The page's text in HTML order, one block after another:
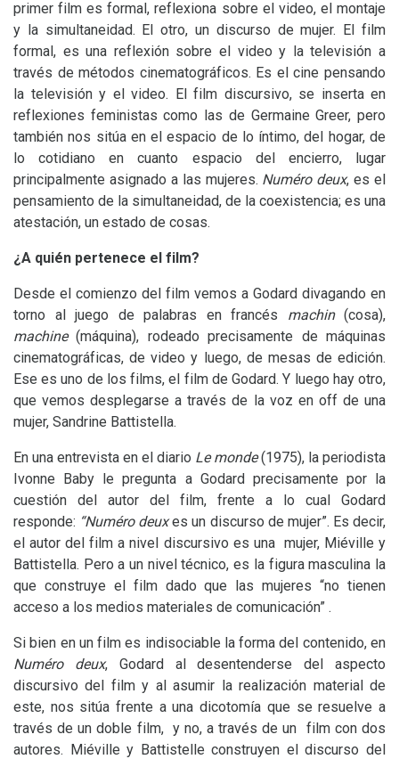
primer film es formal, reflexiona sobre el video, el montaje
y la simultaneidad. El otro, un discurso de mujer. El film
formal, es una reflexión sobre el video y la televisión a
través de métodos cinematográficos. Es el cine pensando
la televisión y el video. El film discursivo, se inserta en
reflexiones feministas como las de Germaine Greer, pero
también nos sitúa en el espacio de lo íntimo, del hogar, de
lo cotidiano en cuanto espacio del encierro, lugar
principalmente asignado a las mujeres. Numéro deux, es el
pensamiento de la simultaneidad, de la coexistencia; es una
atestación, un estado de cosas.
¿A quién pertenece el film?
Desde el comienzo del film vemos a Godard divagando en
torno al juego de palabras en francés machin(cosa),
machine(máquina), rodeado precisamente de máquinas
cinematográficas, de video y luego, de mesas de edición.
Ese es uno de los films, el film de Godard. Y luego hay otro,
que vemos desplegarse a través de la voz en off de una
mujer, Sandrine Battistella.
En una entrevista en el diario Le monde(1975), la periodista
Ivonne Baby le pregunta a Godard precisamente por la
cuestión del autor del film, frente a lo cual Godard
responde: “Numéro deuxes un discurso de mujer”. Es decir,
el autor del film a nivel discursivo es una mujer, Miéville y
Battistella. Pero a un nivel técnico, es la figura masculina la
que construye el film dado que las mujeres “no tienen
acceso a los medios materiales de comunicación” .
Si bien en un film es indisociable la forma del contenido, en
Numéro deux, Godard al desentenderse del aspecto
discursivo del film y al asumir la realización material de
este, nos sitúa frente a una dicotomía que se resuelve a
través de un doble film, y no, a través de un film con dos
autores. Miéville y Battistelle construyen el discurso del